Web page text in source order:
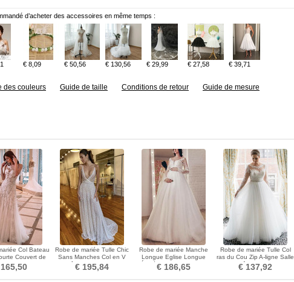
d’acheter des accessoires en même temps :
€ 8,09 € 50,56 € 130,56 € 29,99 € 27,58 € 39,71
des couleurs Guide de taille Conditions de retour Guide de mesure
Col Bateau
Couvert de
Plage
Robe de mariée Tulle Chic
Sans Manches Col en V
Traîne Courte A-ligne
€ 195,84
Robe de mariée Manche
Longue Eglise Longue
Étoilé Automne Manche
Aérienne
€ 186,65
Robe de mariée Tulle Col
ras du Cou Zip A-ligne Salle
des fêtes Haut Bas
€ 137,92